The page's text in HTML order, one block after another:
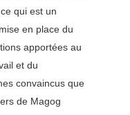
qui est un
en place du
apportées au
et du
convaincus que
de Magog